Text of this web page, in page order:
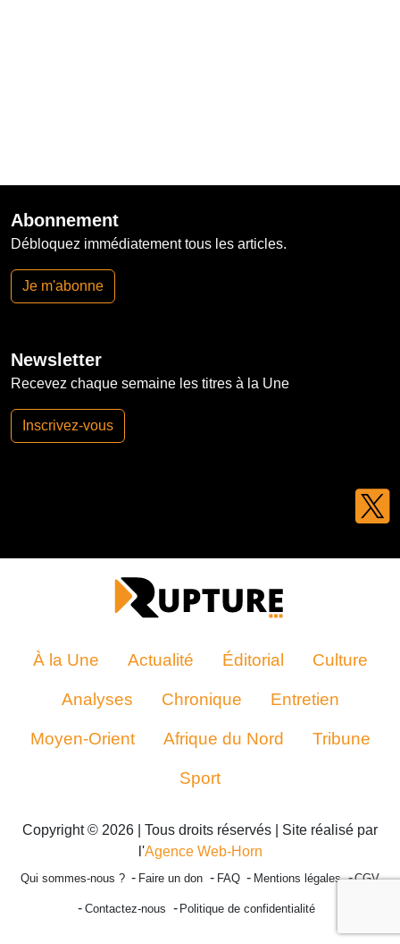
Abonnement
Débloquez immédiatement tous les articles.
Je m'abonne
Newsletter
Recevez chaque semaine les titres à la Une
Inscrivez-vous
À la Une Actualité Éditorial Culture
Analyses Chronique Entretien
Moyen-Orient Afrique du Nord Tribune
Sport
Copyright © 2026 | Tous droits réservés | Site réalisé par
l'Agence Web-Horn
Qui sommes-nous ? Faire un don FAQ Mentions légales CGV
Contactez-nous Politique de confidentialité